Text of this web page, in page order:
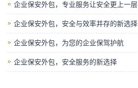
企业保安外包，专业服务让安全更上一层
企业保安外包，安全与效率并存的新选择
企业保安外包，为您的企业保驾护航
企业保安外包，安全服务的新选择